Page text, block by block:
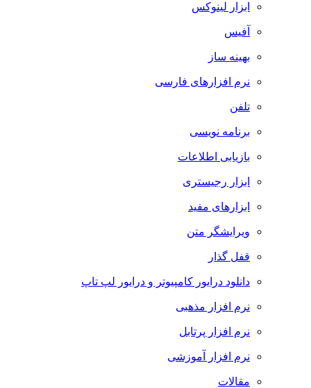
ابزار لینوکس
آفیس
بهینه ساز
نرم افزارهای فارسی
تلفن
برنامه نویسی
بازیابی اطلاعات
ابزار رجیستری
ابزارهای مفید
ویرایشگر متن
قفل گذار
دانلود درایور کامپیوتر و درایور لپ تاپ
نرم افزار مذهبی
نرم افزار پرتابل
نرم افزار آموزشی
مقالات